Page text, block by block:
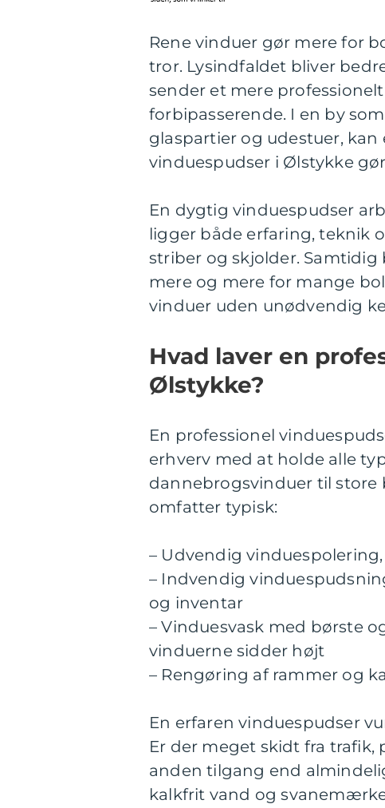
Rene vinduer gør mere for
tror. Lysindfaldet bliver
sender et mere
forbipasserende. I en by
glaspartier og udestuer,
vinduespudser i Ølstykke
En dygtig vinduespudser
ligger både erfaring, teknik
striber og skjolder.
mere og mere for mange
vinduer uden unødvendig
Hvad laver en
Ølstykke?
En professionel
erhverv med at holde alle
dannebrogsvinduer til
omfatter typisk:
– Udvendig
– Indvendig
og inventar
– Vinduesvask med børste
vinduerne sidder højt
– Rengøring af rammer og
En erfaren vinduespudser
Er der meget skidt fra
anden tilgang end
kalkfrit vand og